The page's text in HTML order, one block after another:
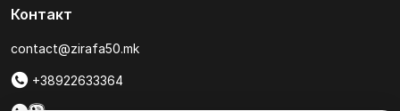
Контакт
contact@zirafa50.mk
+38922633364